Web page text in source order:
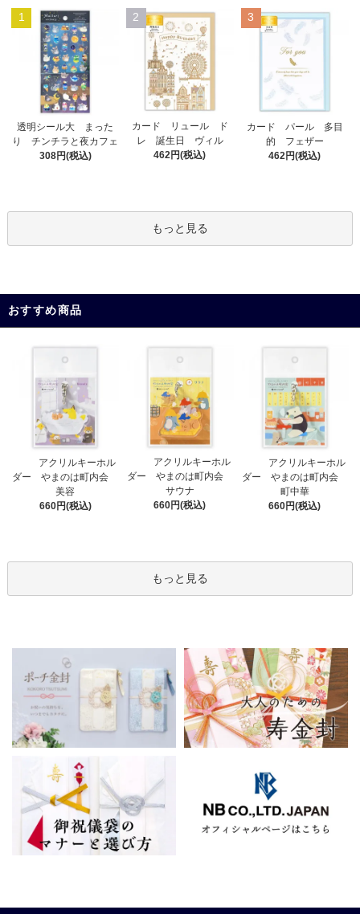
1
透明シール大 まった
り チンチラと夜カフェ
308円(税込)
2
カード リュール ド
レ 誕生日 ヴィル
462円(税込)
3
カード パール 多目
的 フェザー
462円(税込)
もっと見る
おすすめ商品
アクリルキーホル
ダー やまのは町内会
美容
660円(税込)
アクリルキーホル
ダー やまのは町内会
サウナ
660円(税込)
アクリルキーホル
ダー やまのは町内会
町中華
660円(税込)
もっと見る